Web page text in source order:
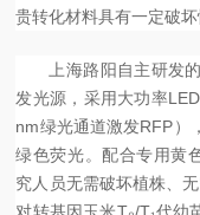
贵转化材料具有一定破坏
上海路阳自主研发的
发光源，采用大功率
nm绿光通道激发RFP）
绿色荧光。配合专用黄
究人员无需破坏植株、